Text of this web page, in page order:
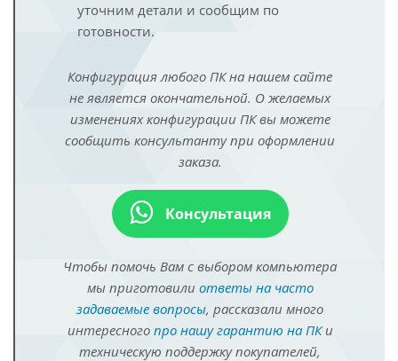
уточним детали и сообщим по
готовности.
Конфигурация любого ПК на нашем сайте
не является окончательной. О желаемых
изменениях конфигурации ПК вы можете
сообщить консультанту при оформлении
заказа.
Консультация
Чтобы помочь Вам с выбором компьютера
мы приготовили ответы на часто
задаваемые вопросы, рассказали много
интересного про нашу гарантию на ПКи
техническую поддержку покупателей,